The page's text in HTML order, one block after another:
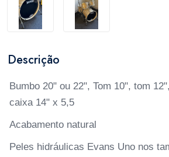
Descrição
Bumbo 20" ou 22", Tom 10", tom
caixa 14" x 5,5
Acabamento natural
Peles hidráulicas Evans Uno nos